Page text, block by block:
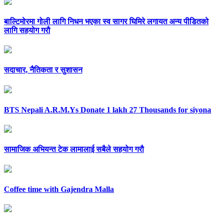
बाल्टिमोरमा गोली लागि निधन भएका स्व सागर घिमिरे लगायत अन्य पीडितको
लागि सहयोग गरौ
सदाचार, नैतिकता र सुशासन
BTS Nepali A.R.M.Ys Donate 1 lakh 27 Thousands for siyona
सामाजिक अभियन्त टेक लामालाई सबैले सहयोग गरौ
Coffee time with Gajendra Malla